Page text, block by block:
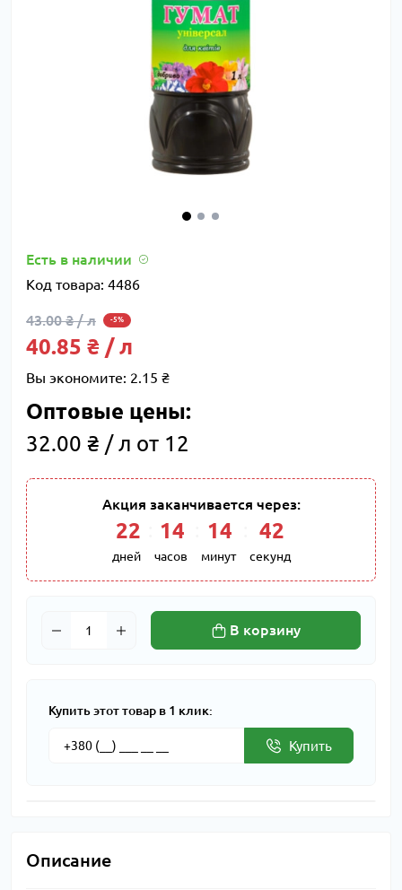
Есть в наличии
Код товара: 4486
43.00 ₴ / л -5%
40.85 ₴ / л
Вы экономите: 2.15 ₴
Оптовые цены:
32.00 ₴ / л от 12
Акция заканчивается через:
22
дней
14
часов
14
минут
41
секунд
В корзину
Купить этот товар в 1 клик:
Купить
Описание